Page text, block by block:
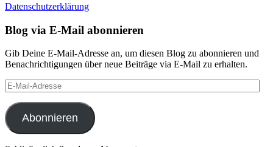
Datenschutzerklärung
Blog via E-Mail abonnieren
Gib Deine E-Mail-Adresse an, um diesen Blog zu abonnieren und
Benachrichtigungen über neue Beiträge via E-Mail zu erhalten.
E-
Mail-
Adresse
Abonnieren